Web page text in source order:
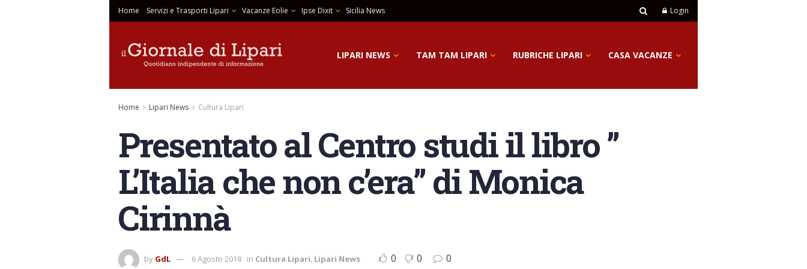
Home Servizi e Trasporti Lipari Vacanze Eolie Ipse Dixit Sicilia News Login
LIPARI NEWS TAM TAM LIPARI RUBRICHE LIPARI CASA VACANZE
Home Lipari News Cultura Lipari
Presentato al Centro studi il libro ”
L’Italia che non c’era” di Monica
Cirinnà
by GdL 6 Agosto 2018 in Cultura Lipari, Lipari News 0 0 0